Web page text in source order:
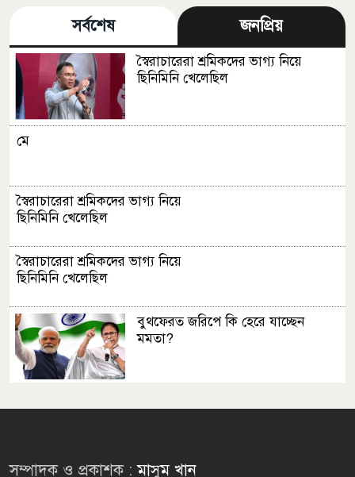
সর্বশেষ জনপ্রিয়
স্বৈরাচারেরা শ্রমিকদের ভাগ্য নিয়ে
ছিনিমিনি খেলেছিল
মে
স্বৈরাচারেরা শ্রমিকদের ভাগ্য নিয়ে
ছিনিমিনি খেলেছিল
স্বৈরাচারেরা শ্রমিকদের ভাগ্য নিয়ে
ছিনিমিনি খেলেছিল
বুথফেরত জরিপে কি হেরে যাচ্ছেন
মমতা?
পুলিশের আধুনিকায়নে শহীদ জিয়ার
সম্পাদক ও প্রকাশক :মাসুম খান